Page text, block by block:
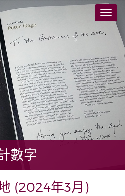
切
數字
(2024年3月)